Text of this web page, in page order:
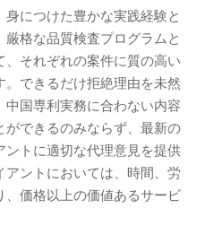
につけた豊かな実践経験と
格な品質検査プログラムと
それぞれの案件に質の高い
できるだけ拒絶理由を未然
国専利実務に合わない内容
ができるのみならず、最新の
トに適切な代理意見を提供
ントにおいては、時間、労
、価格以上の価値あるサービ